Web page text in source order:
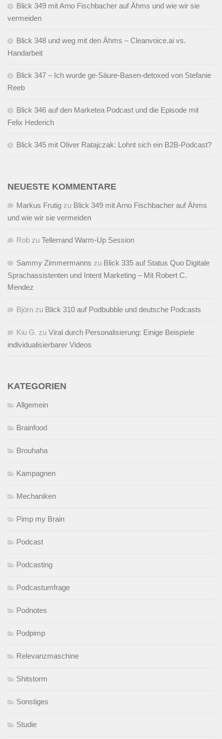
Blick 349 mit Arno Fischbacher auf Ähms und wie wir sie
vermeiden
Blick 348 und weg mit den Ähms – Cleanvoice.ai vs.
Handarbeit
Blick 347 – Ich wurde ge-Säure-Basen-detoxed von Stefanie
Reeb
Blick 346 auf den Marketea Podcast und die Episode mit
Felix Hederich
Blick 345 mit Oliver Ratajczak: Lohnt sich ein B2B-Podcast?
NEUESTE KOMMENTARE
Markus Frutig zu Blick 349 mit Arno Fischbacher auf Ähms
und wie wir sie vermeiden
Rob zu Tellerrand Warm-Up Session
Sammy Zimmermanns zu Blick 335 auf Status Quo Digitale
Sprachassistenten und Intent Marketing – Mit Robert C.
Mendez
Björn zu Blick 310 auf Podbubble und deutsche Podcasts
Kiu G. zu Viral durch Personalisierung: Einige Beispiele
individualisierbarer Videos
KATEGORIEN
Allgemein
Brainfood
Brouhaha
Kampagnen
Mechaniken
Pimp my Brain
Podcast
Podcasting
Podcastumfrage
Podnotes
Podpimp
Relevanzmaschine
Shitstorm
Sonstiges
Studie